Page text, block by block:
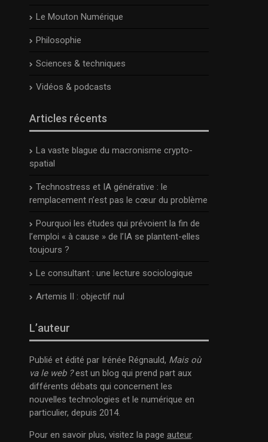
Le Mouton Numérique
Philosophie
Sciences & techniques
Vidéos & podcasts
Articles récents
La vaste blague du macronisme crypto-
spatial
Technostress et IA générative : le
remplacement n’est pas le cœur du problème
Pourquoi les études qui prévoient la fin de
l’emploi « à cause » de l’IA se plantent-elles
toujours ?
Le consultant : une lecture sociologique
Artemis II : objectif nul
L’auteur
Publié et édité par Irénée Régnauld, Mais où
va le web ?est un blog qui prend part aux
différents débats qui concernent les
nouvelles technologies et le numérique en
particulier, depuis 2014.
Pour en savoir plus, visitez la page auteur.